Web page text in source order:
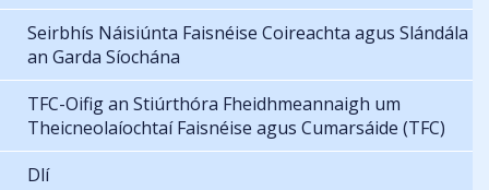
Seirbhís Náisiúnta Faisnéise Coireachta agus Slándála
an Garda Síochána
TFC-Oifig an Stiúrthóra Fheidhmeannaigh um
Theicneolaíochtaí Faisnéise agus Cumarsáide (TFC)
Dlí